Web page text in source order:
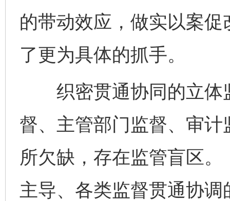
的带动效应，做实以案
了更为具体的抓手。
织密贯通协同的立体
督、主管部门监督、审
所欠缺，存在监管盲区
主导、各类监督贯通协